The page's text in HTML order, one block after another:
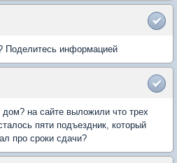
Поделитесь информацией
на сайте выложили что трех
пяти подъездник, который
про сроки сдачи?